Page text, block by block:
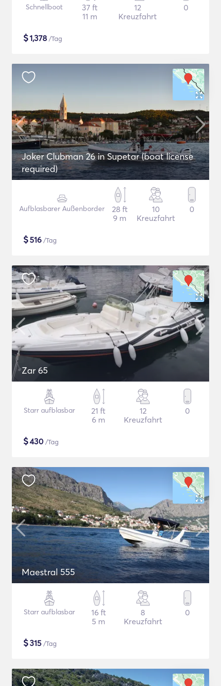
Schnellboot
37 ft
11 m
12
Kreuzfahrt
0
$1,378 /Tag
Joker Clubman 26 in Supetar (boat license
required)
Aufblasbarer Außenborder
28 ft
9 m
10
Kreuzfahrt
0
$516 /Tag
Zar 65
Starr aufblasbar
21 ft
6 m
12
Kreuzfahrt
0
$430 /Tag
Maestral 555
Starr aufblasbar
16 ft
5 m
8
Kreuzfahrt
0
$315 /Tag